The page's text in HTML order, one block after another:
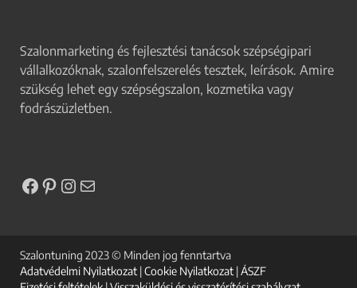
Szalonmarketing és fejlesztési tanácsok szépségipari
vállalkozóknak, szalonfelszerelés tesztek, leírások. Amire
szükség lehet egy szépségszalon, kozmetika vagy
fodrászüzletben.
Szalontuning 2023 © Minden jog fenntartva
Adatvédelmi Nyilatkozat |Cookie Nyilatkozat |ÁSZF